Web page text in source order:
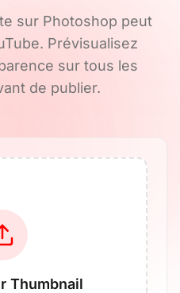
sur Photoshop peut
Prévisualisez
sur tous les
de publier.
Thumbnail